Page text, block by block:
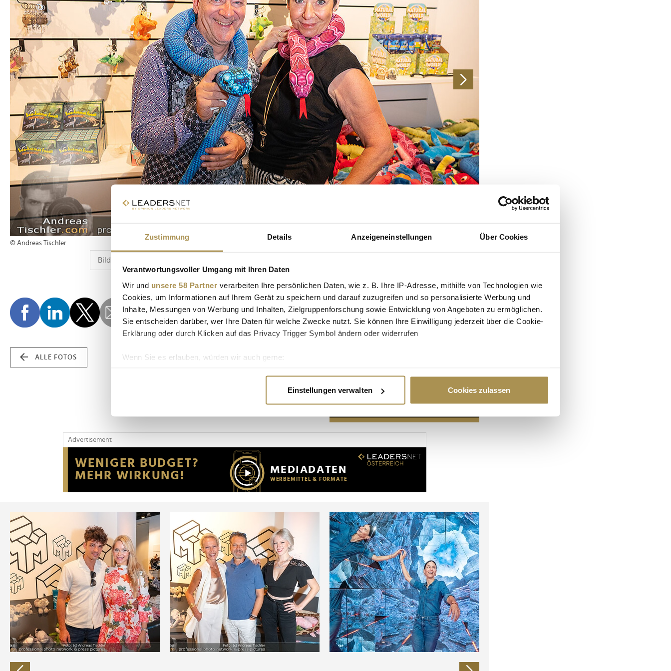
Zustimmung Details Anzeigeneinstellungen Über Cookies
Verantwortungsvoller Umgang mit Ihren Daten
Wir und unsere 58 Partner verarbeiten Ihre persönlichen Daten, wie z. B. Ihre IP-Adresse, mithilfe von Technologien wie
Cookies, um Informationen auf Ihrem Gerät zu speichern und darauf zuzugreifen und so personalisierte Werbung und
Inhalte, Messungen von Werbung und Inhalten, Zielgruppenforschung sowie Entwicklung von Angeboten zu ermöglichen.
Sie entscheiden darüber, wer Ihre Daten für welche Zwecke nutzt. Sie können Ihre Einwilligung jederzeit über die Cookie-
Erklärung oder durch Klicken auf das Privacy Trigger Symbol ändern oder widerrufen
Wenn Sie es erlauben, würden wir auch gerne:
Erfahren Sie mehr darüber, wie Ihre persönlichen Daten verarbeitet werden, und legen Sie Ihre Präferenzen im
Wir verwenden Cookies, um Inhalte und Anzeigen zu personalisieren, Funktionen für soziale Medien anbieten zu können
Website an unsere Partner für soziale Medien, Werbung und Analysen weiter. Unsere Partner führen diese Informationen
möglicherweise mit weiteren Daten zusammen, die Sie ihnen bereitgestellt haben oder die sie im Rahmen Ihrer Nutzung
der Dienste gesammelt haben.
Einstellungen verwalten Cookies zulassen
© Andreas Tischler
ALLE FOTOS
Advertisement
Advertisement